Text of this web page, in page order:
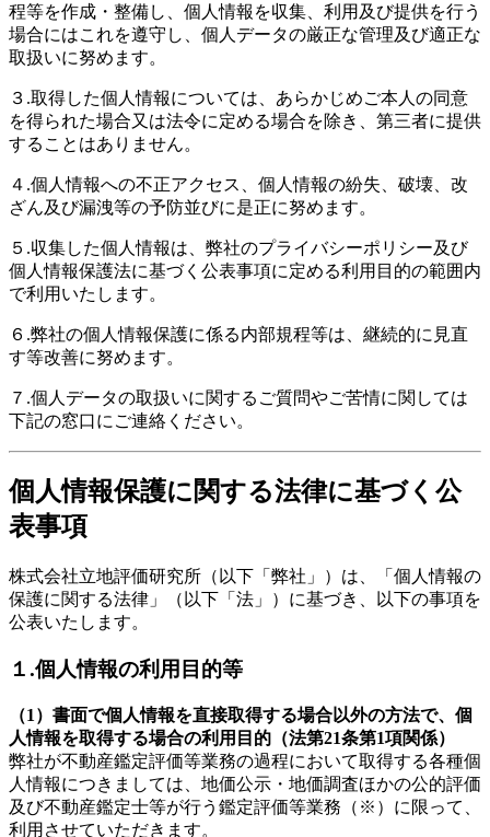
程等を作成・整備し、個人情報を収集、利用及び提供を行う
場合にはこれを遵守し、個人データの厳正な管理及び適正な
取扱いに努めます。
３.取得した個人情報については、あらかじめご本人の同意
を得られた場合又は法令に定める場合を除き、第三者に提供
することはありません。
４.個人情報への不正アクセス、個人情報の紛失、破壊、改
ざん及び漏洩等の予防並びに是正に努めます。
５.収集した個人情報は、弊社のプライバシーポリシー及び
個人情報保護法に基づく公表事項に定める利用目的の範囲内
で利用いたします。
６.弊社の個人情報保護に係る内部規程等は、継続的に見直
す等改善に努めます。
７.個人データの取扱いに関するご質問やご苦情に関しては
下記の窓口にご連絡ください。
個人情報保護に関する法律に基づく公
表事項
株式会社立地評価研究所（以下「弊社」）は、「個人情報の
保護に関する法律」（以下「法」）に基づき、以下の事項を
公表いたします。
１.個人情報の利用目的等
（1）書面で個人情報を直接取得する場合以外の方法で、個
人情報を取得する場合の利用目的（法第21条第1項関係）
弊社が不動産鑑定評価等業務の過程において取得する各種個
人情報につきましては、地価公示・地価調査ほかの公的評価
及び不動産鑑定士等が行う鑑定評価等業務（※）に限って、
利用させていただきます。